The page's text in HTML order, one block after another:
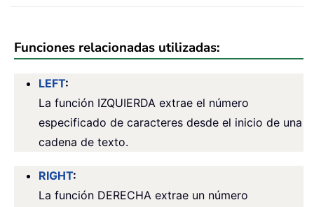
Funciones relacionadas utilizadas:
LEFT:
La función IZQUIERDA extrae el número
especificado de caracteres desde el inicio de una
cadena de texto.
RIGHT:
La función DERECHA extrae un número